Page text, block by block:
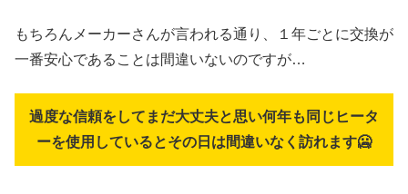
もちろんメーカーさんが言われる通り、１年ごとに交換が
一番安心であることは間違いないのですが…
過度な信頼をしてまだ大丈夫と思い何年も同じヒータ
ーを使用しているとその日は間違いなく訪れます🥶